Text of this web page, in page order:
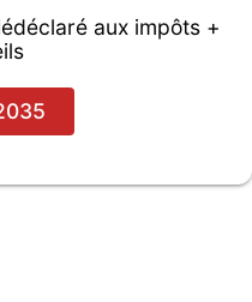
aux impôts +